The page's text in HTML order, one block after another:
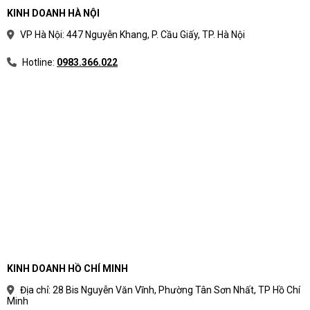
KINH DOANH HÀ NỘI
VP Hà Nội: 447 Nguyễn Khang, P. Cầu Giấy, TP. Hà Nội
Hotline: 0983.366.022
KINH DOANH HỒ CHÍ MINH
Địa chỉ: 28 Bis Nguyễn Văn Vĩnh, Phường Tân Sơn Nhất, TP Hồ Chí
Minh